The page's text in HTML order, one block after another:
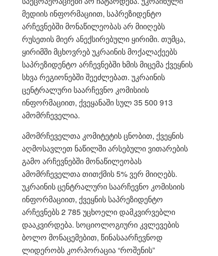
მედიის ინფორმაციით, საპრეზიდენტო
არჩევნებში მონაწილეობას არ მიიღებს
რუსეთის მიერ ანექსირებული ყირიმი. თუმცა,
ყირიმში მცხოვრებ უკრაინის მოქალაქეებს
საპრეზიდენტო არჩევნებში ხმის მიცემა ქვეყნის
სხვა რეგიონებში შეეძლებათ. უკრაინის
ცენტრალური საარჩევნო კომისიის
ინფორმაციით, ქვეყანაში სულ 35 500 913
ამომრჩეველია.
ამომრჩეველთა კომიტეტის ცნობით, ქვეყნის
აღმოსავლეთ ნაწილში არსებული ვითარების
გამო არჩევნებში მონაწილეობას
ამომრჩეველთა თითქმის 5% ვერ მიიღებს.
უკრაინის ცენტრალური საარჩევნო კომისიის
ინფორმაციით, ქვეყნის საპრეზიდენტო
არჩევნებს 2 785 უცხოელი დამკვირვებლი
დააკვირდება. სოციოლოგიური კვლევების
ბოლო მონაცემებით, წინასაარჩევნოდ
ლიდერობს კორპორაცია “როშენის”